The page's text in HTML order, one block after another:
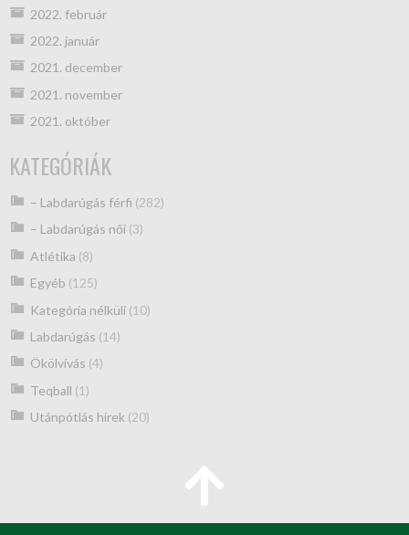
2022. február
2022. január
2021. december
2021. november
2021. október
KATEGÓRIÁK
– Labdarúgás férfi (282)
– Labdarúgás női(3)
Atlétika (8)
Egyéb (125)
Kategória nélküli(10)
Labdarúgás (14)
Ökölvívás (4)
Teqball (1)
Utánpótlás hírek (20)